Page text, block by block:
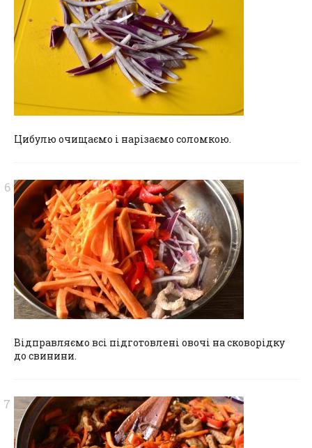
Цибулю очищаємо і нарізаємо соломкою.
Відправляємо всі підготовлені овочі на сковорідку
до свинини.